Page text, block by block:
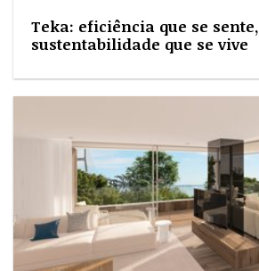
Teka: eficiência que se sente,
sustentabilidade que se vive